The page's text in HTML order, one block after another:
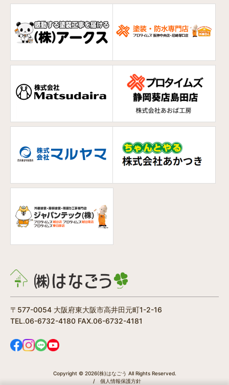
〒577-0054 大阪府東大阪市高井田元町1-2-16
TEL.06-6732-4180 FAX.06-6732-4181
Copyright © 2026(株)はなごう All Rights Reserved.
/
個人情報保護方針